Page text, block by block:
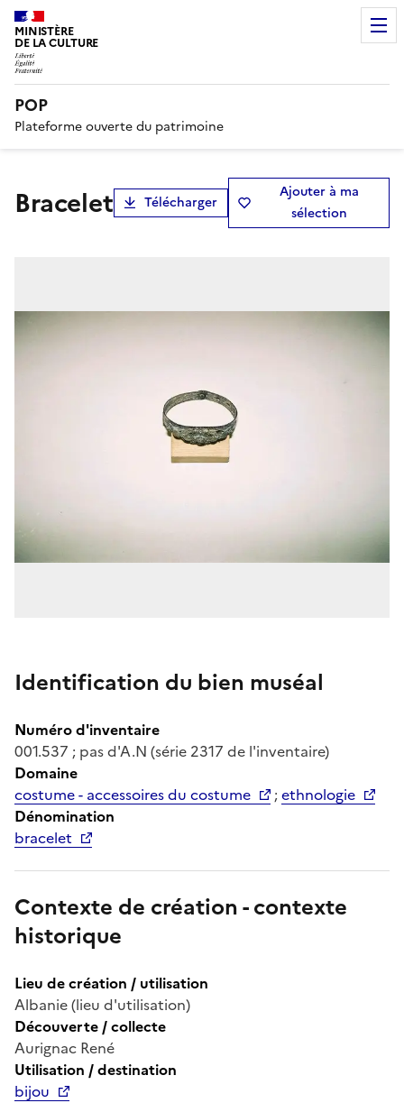
MINISTÈRE
DE LA CULTURE
POP
Plateforme ouverte du patrimoine
bracelet Télécharger
Ajouter à ma
sélection
Identification du bien muséal
Numéro d'inventaire
001.537 ; pas d'A.N (série 2317 de l'inventaire)
Domaine
costume - accessoires du costume
;ethnologie
Dénomination
bracelet
Contexte de création - contexte
historique
Lieu de création / utilisation
Albanie (lieu d'utilisation)
Découverte / collecte
Aurignac René
Utilisation / destination
bijou